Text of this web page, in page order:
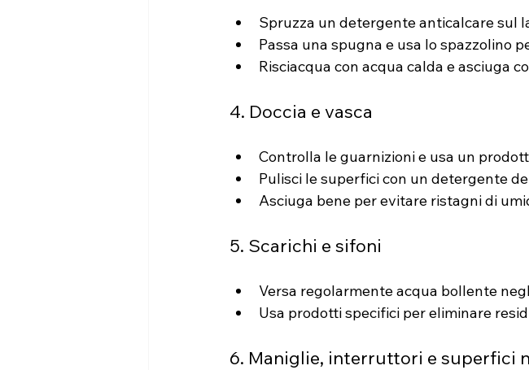
Spruzza un detergente anticalcare sul
Passa una spugna e usa lo spazzolino
Risciacqua con acqua calda e asciuga
4. Doccia e vasca
Controlla le guarnizioni e usa un
Pulisci le superfici con un detergente
Asciuga bene per evitare ristagni di
5. Scarichi e sifoni
Versa regolarmente acqua bollente
Usa prodotti specifici per eliminare
6. Maniglie, interruttori e superfici